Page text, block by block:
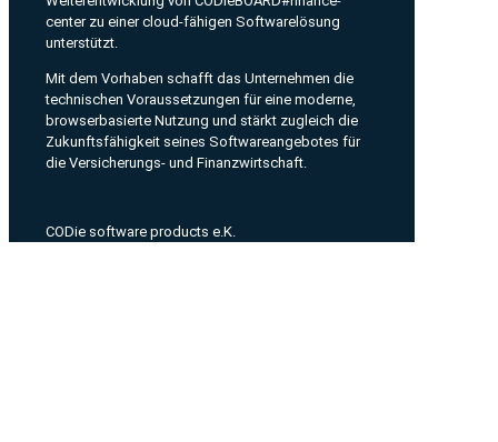
center zu einer cloud-fähigen Softwarelösung
unterstützt.
Mit dem Vorhaben schafft das Unternehmen die
technischen Voraussetzungen für eine moderne,
browserbasierte Nutzung und stärkt zugleich die
Zukunftsfähigkeit seines Softwareangebotes für
die Versicherungs- und Finanzwirtschaft.
CODie software products e.K.